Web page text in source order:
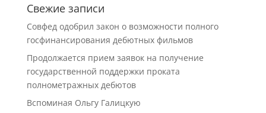
Свежие записи
Совфед одобрил закон о возможности полного
госфинансирования дебютных фильмов
Продолжается прием заявок на получение
государственной поддержки проката
полнометражных дебютов
Вспоминая Ольгу Галицкую